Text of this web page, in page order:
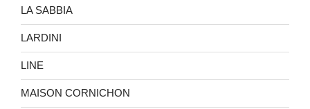
LA SABBIA
LARDINI
LINE
MAISON CORNICHON